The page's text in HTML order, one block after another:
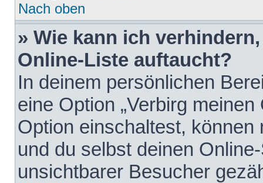
Nach oben
» Wie kann ich
Online-Liste auftaucht?
In deinem persönlichen
eine Option „Verbirg
Option einschaltest,
und du selbst deinen
unsichtbarer Besucher